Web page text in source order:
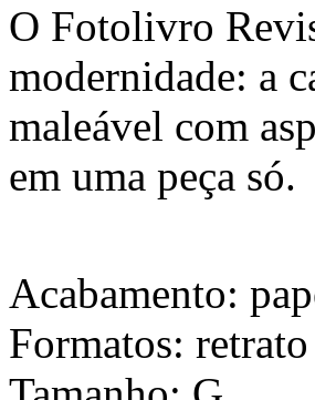
O Fotolivro
modernidade: a
maleável com
em uma peça só.
Acabamento:
Formatos: retrato